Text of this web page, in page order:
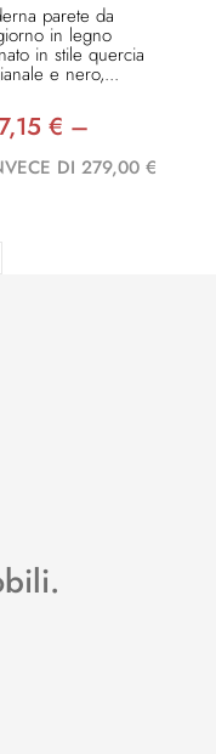
parete da
in legno
in stile quercia
e nero,...
€ –
DI 279,00 €